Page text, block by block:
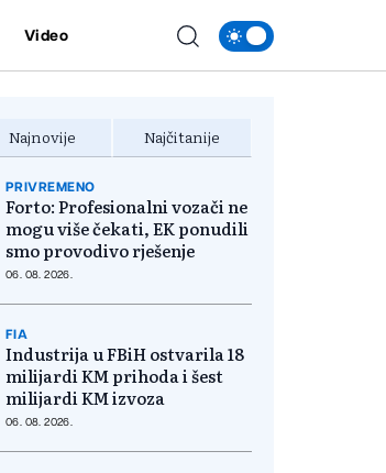
Video
Najnovije Najčitanije
PRIVREMENO
Forto: Profesionalni vozači ne
mogu više čekati, EK ponudili
smo provodivo rješenje
06. 08. 2026.
FIA
Industrija u FBiH ostvarila 18
milijardi KM prihoda i šest
milijardi KM izvoza
06. 08. 2026.